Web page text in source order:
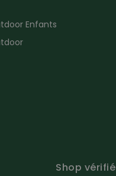
Enfants
Shop vérifié